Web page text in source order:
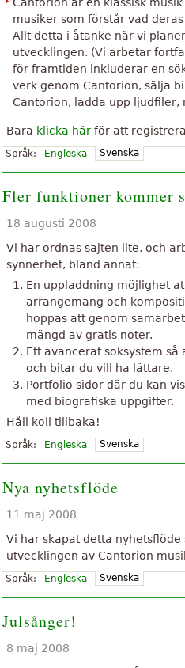
musiker som förstår vad
Allt detta i åtanke när vi
utvecklingen. (Vi arbetar
för framtiden inkluderar en
verk genom Cantorion, sälja
Cantorion, ladda upp ljudfiler,
Bara klicka här för att
Språk: Engleska Svenska
Fler funktioner kommer
18 augusti 2008
Vi har ordnas sajten lite, och
synnerhet, bland annat:
En uppladdning möjlighet
arrangemang och
hoppas att genom
mängd av gratis noter.
Ett avancerat söksystem
och bitar du vill ha lättare.
Portfolio sidor där du kan
med biografiska uppgifter.
Håll koll tillbaka!
Språk: Engleska Svenska
Nya nyhetsflöde
11 maj 2008
Vi har skapat detta nyhetsflöde
utvecklingen av Cantorion
Språk: Engleska Svenska
Julsånger!
8 maj 2008